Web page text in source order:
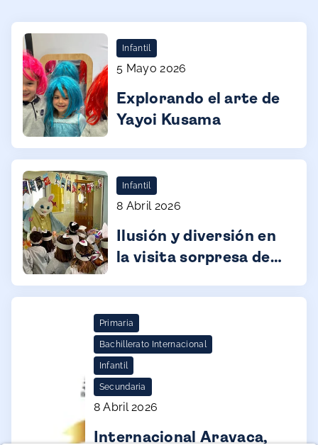
Infantil
5 Mayo 2026
Explorando el arte de
Yayoi Kusama
Infantil
8 Abril 2026
Ilusión y diversión en
la visita sorpresa del
Primaria
Bachillerato Internacional
Infantil
Secundaria
8 Abril 2026
Internacional Aravaca,